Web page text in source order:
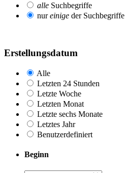
alle Suchbegriffe
nureinige der Suchbegriffe
Erstellungsdatum
Alle
Letzten 24 Stunden
Letzte Woche
Letzten Monat
Letzte sechs Monate
Letztes Jahr
Benutzerdefiniert
Beginn